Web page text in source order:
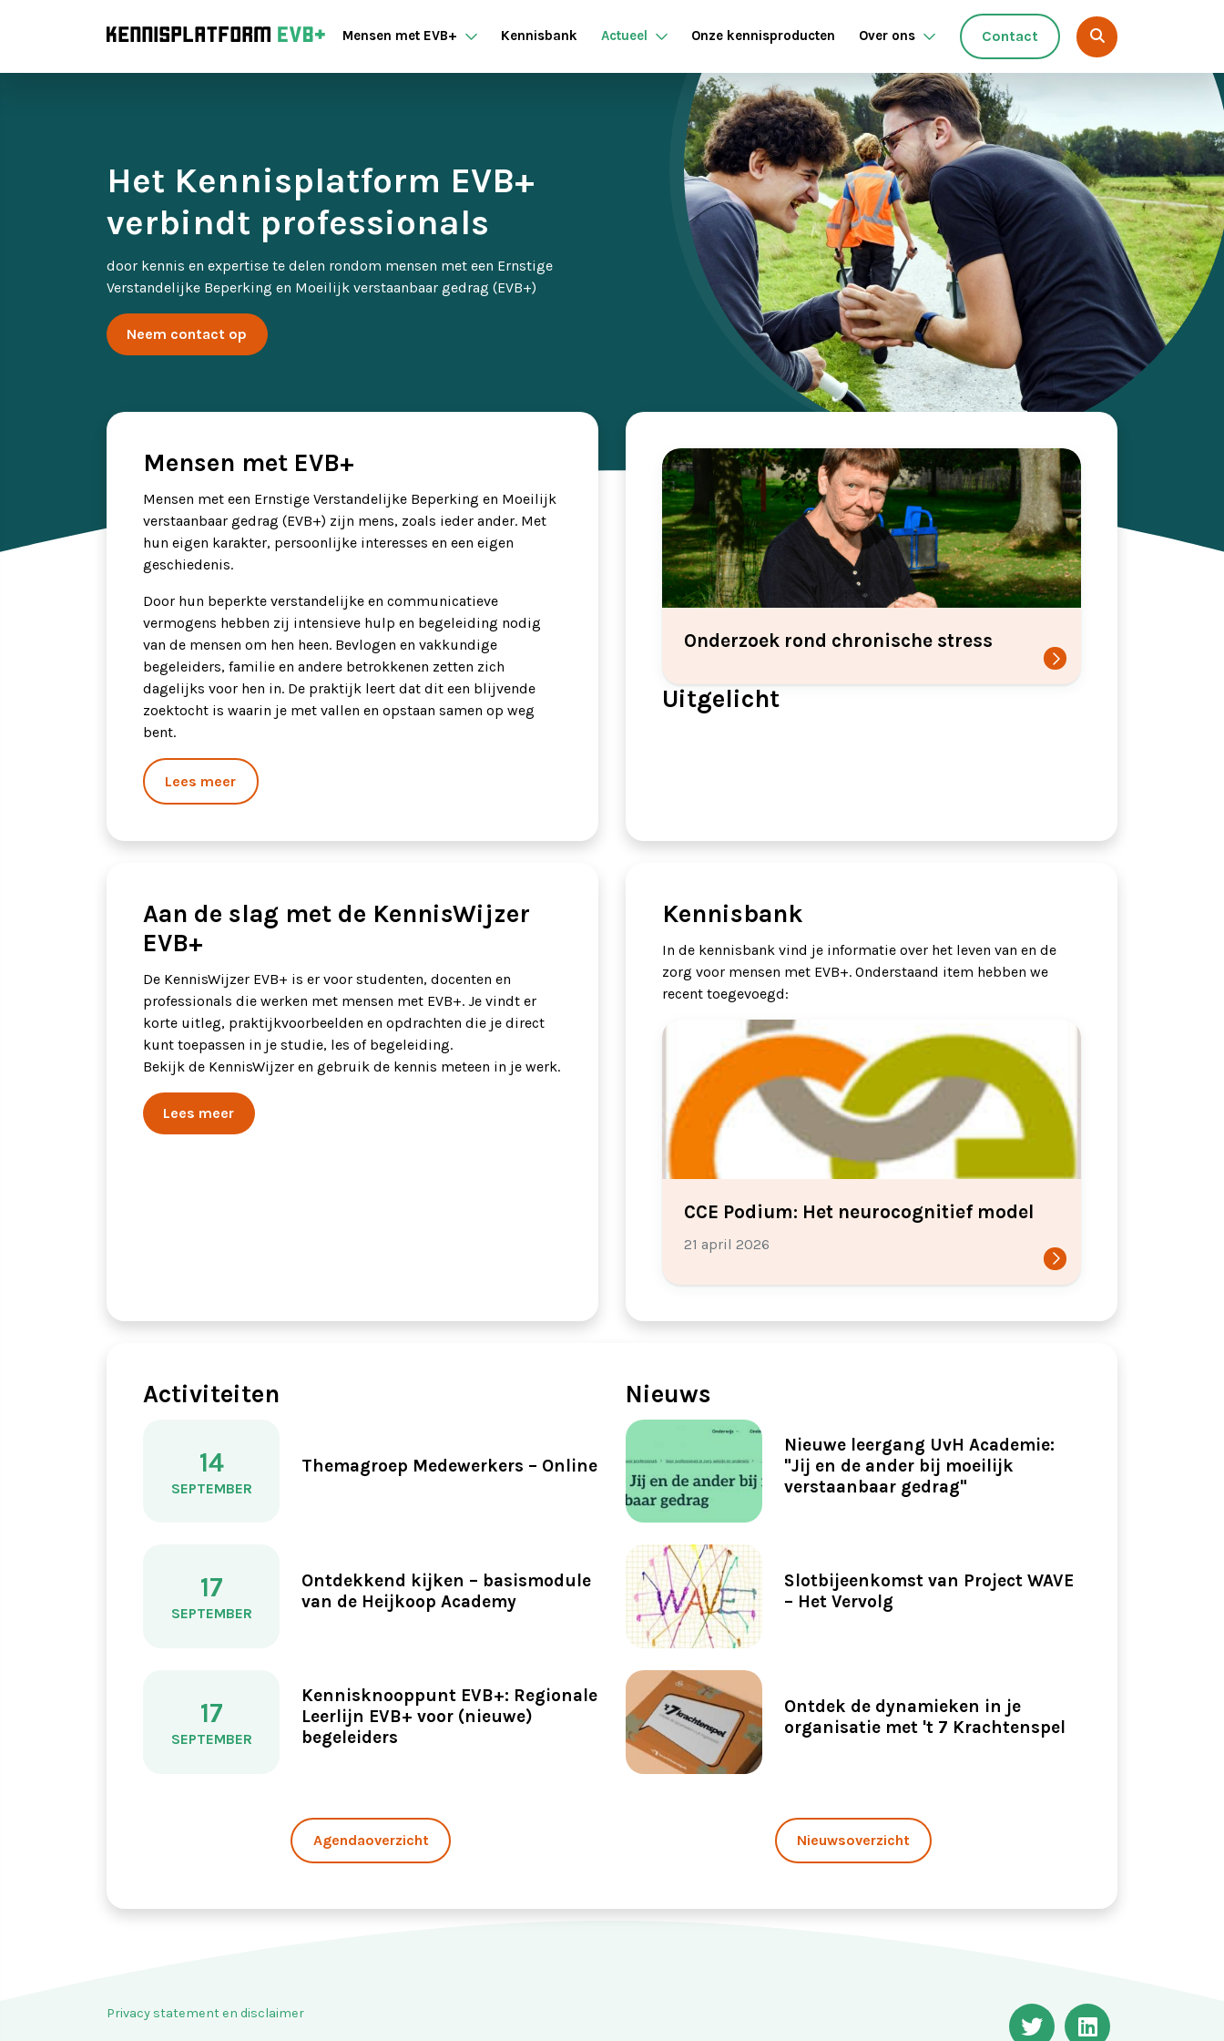
Over mensen met EVB+
Werken met mensen met EVB+
Familie van mensen met EVB+
Themagroepen
Toekomstvisie
Mensen met EVB+ Kennisbank Actueel Onze kennisproducten Over ons Contact
Het Kennisplatform EVB+
verbindt professionals
door kennis en expertise te delen rondom mensen met een Ernstige
Verstandelijke Beperking en Moeilijk verstaanbaar gedrag (EVB+)
Neem contact op
Mensen met EVB+
Mensen met een Ernstige Verstandelijke Beperking en Moeilijk
verstaanbaar gedrag (EVB+) zijn mens, zoals ieder ander. Met
hun eigen karakter, persoonlijke interesses en een eigen
geschiedenis.
Door hun beperkte verstandelijke en communicatieve
vermogens hebben zij intensieve hulp en begeleiding nodig
van de mensen om hen heen. Bevlogen en vakkundige
begeleiders, familie en andere betrokkenen zetten zich
dagelijks voor hen in. De praktijk leert dat dit een blijvende
zoektocht is waarin je met vallen en opstaan samen op weg
bent.
Lees meer
Onderzoek rond chronische stress
Uitgelicht
Aan de slag met de KennisWijzer
EVB+
De KennisWijzer EVB+ is er voor studenten, docenten en
professionals die werken met mensen met EVB+. Je vindt er
korte uitleg, praktijkvoorbeelden en opdrachten die je direct
kunt toepassen in je studie, les of begeleiding.
Bekijk de KennisWijzer en gebruik de kennis meteen in je werk.
Lees meer
Kennisbank
In de kennisbank vind je informatie over het leven van en de
zorg voor mensen met EVB+. Onderstaand item hebben we
recent toegevoegd:
CCE Podium: Het neurocognitief model
21 april 2026
Activiteiten
14
SEPTEMBER
Themagroep Medewerkers – Online
17
SEPTEMBER
Ontdekkend kijken – basismodule
van de Heijkoop Academy
17
SEPTEMBER
Kennisknooppunt EVB+: Regionale
Leerlijn EVB+ voor (nieuwe)
begeleiders
Agendaoverzicht
Nieuws
Nieuwe leergang UvH Academie:
"Jij en de ander bij moeilijk
verstaanbaar gedrag"
Slotbijeenkomst van Project WAVE
– Het Vervolg
Ontdek de dynamieken in je
organisatie met 't 7 Krachtenspel
Nieuwsoverzicht
Privacy statement en disclaimer